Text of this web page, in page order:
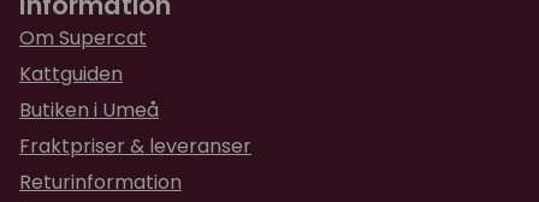
Om Supercat
Kattguiden
Butiken i Umeå
Fraktpriser & leveranser
Returinformation